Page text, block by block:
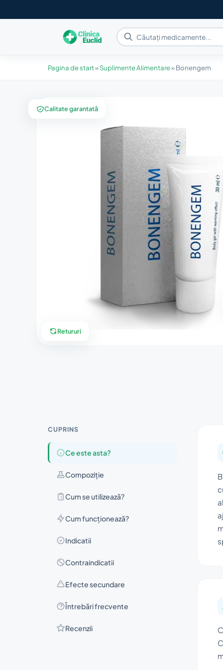
Pagina de start»Suplimente Alimentare»Bonengem
Calitate garantată
Retururi
CUPRINS
Ce este asta?
Compoziţie
Cum se utilizează?
Cum funcționează?
Indicatii
Contraindicatii
Efecte secundare
Întrebări frecvente
Recenzii